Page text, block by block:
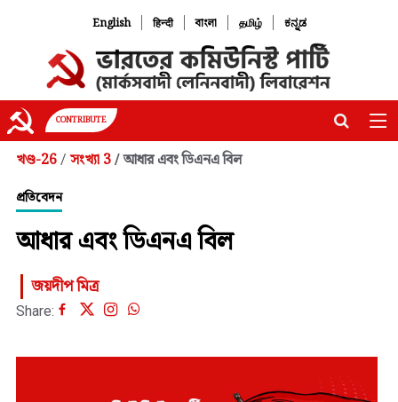
English | हिन्दी | বাংলা | தமிழ் | ಕನ್ನಡ
CONTRIBUTE
খণ্ড-26 / সংখ্যা 3 / আধার এবং ডিএনএ বিল
প্রতিবেদন
আধার এবং ডিএনএ বিল
জয়দীপ মিত্র
Share: